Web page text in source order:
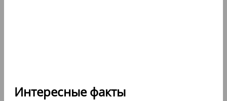
Интересные факты